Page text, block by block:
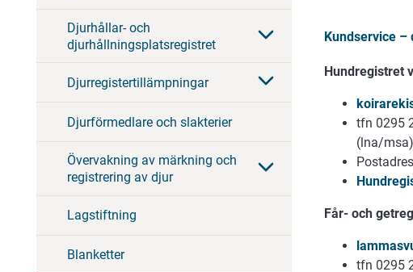
Djurhållar- och
djurhållningsplatsregistret
Djurregistertillämpningar
Djurförmedlare och slakterier
Övervakning av märkning och
registrering av djur
Lagstiftning
Blanketter
Kundservice
Hundregistret
tfn 0295
(lna/msa)
Får- och
tfn 0295